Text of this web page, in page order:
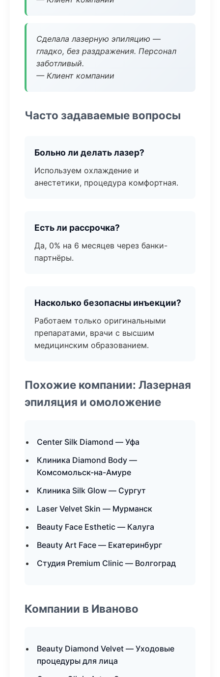
Сделала лазерную эпиляцию —
гладко, без раздражения. Персонал
заботливый.
— Клиент компании
Часто задаваемые вопросы
Больно ли делать лазер?
Используем охлаждение и
анестетики, процедура комфортная.
Есть ли рассрочка?
Да, 0% на 6 месяцев через банки-
партнёры.
Насколько безопасны инъекции?
Работаем только оригинальными
препаратами, врачи с высшим
медицинским образованием.
Похожие компании: Лазерная
эпиляция и омоложение
Center Silk Diamond — Уфа
Клиника Diamond Body —
Комсомольск-на-Амуре
Клиника Silk Glow — Сургут
Laser Velvet Skin — Мурманск
Beauty Face Esthetic — Калуга
Beauty Art Face — Екатеринбург
Студия Premium Clinic — Волгоград
Компании в Иваново
Beauty Diamond Velvet — Уходовые
процедуры для лица